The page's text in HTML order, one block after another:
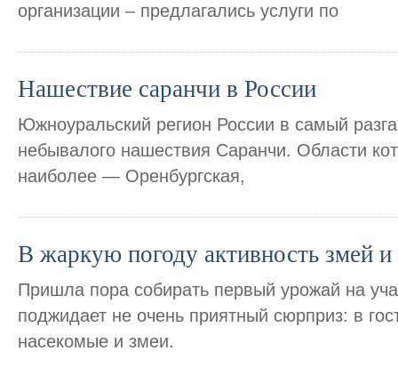
организации – предлагались услуги по
Нашествие саранчи в России
Южноуральский регион России в самый
небывалого нашествия Саранчи. Области
наиболее — Оренбургская,
В жаркую погоду активность змей и
Пришла пора собирать первый урожай на
поджидает не очень приятный сюрприз: в
насекомые и змеи.